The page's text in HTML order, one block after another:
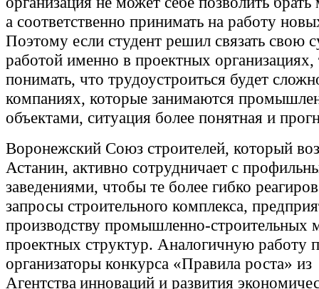
а соответственно принимать на работу
Поэтому если студент решил связать свою
работой именно в проектных организациях,
понимать, что трудоустроиться будет
компаниях, которые занимаются
объектами, ситуация более понятная и
Воронежский Союз строителей, который
Астанин, активно сотрудничает с
заведениями, чтобы те более гибко
запросы строительного комплекса,
производству промышленно-строительных
проектных структур. Аналогичную работу
организаторы конкурса «Правила роста» из
Агентства инноваций и развития